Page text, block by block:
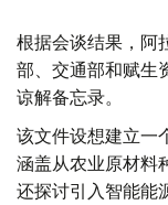
根据会谈结果，阿
部、交通部和赋生
谅解备忘录。
该文件设想建立一
涵盖从农业原材料
还探讨引入智能能